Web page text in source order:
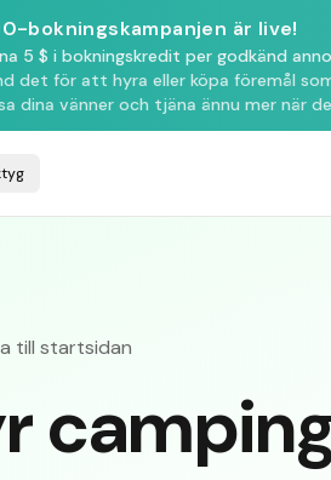
bokningskampanjen är live!
5 $ i bokningskredit per godkänd
det för att hyra eller köpa föremål
dina vänner och tjäna ännu mer när
till startsidan